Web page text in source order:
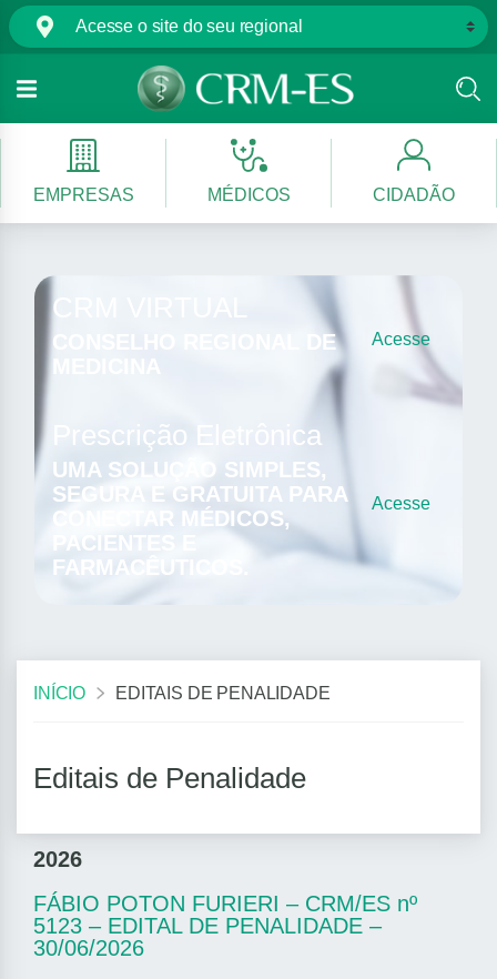
EMPRESAS MÉDICOS CIDADÃO
CRM VIRTUAL
CONSELHO REGIONAL DE
MEDICINA
Acesse
Prescrição Eletrônica
UMA SOLUÇÃO SIMPLES,
SEGURA E GRATUITA PARA
CONECTAR MÉDICOS,
PACIENTES E
FARMACÊUTICOS.
Acesse
INÍCIO EDITAIS DE PENALIDADE
Editais de Penalidade
2026
FÁBIO POTON FURIERI – CRM/ES nº
5123 – EDITAL DE PENALIDADE –
30/06/2026